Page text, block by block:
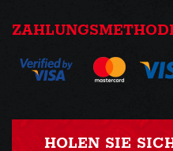
HOLEN SIE